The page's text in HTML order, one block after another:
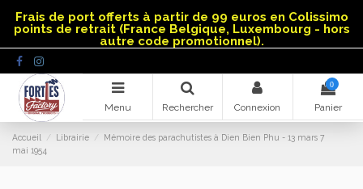
Frais de port offerts à partir de 99 euros en Colissimo
points de retrait (France Belgique, Luxembourg - hors
autre code promotionnel).
Menu Rechercher Connexion
0
Panier
Accueil Librairie
Mémoire des parachutistes à Dien Bien Phu - 13 mars 7
mai 1954